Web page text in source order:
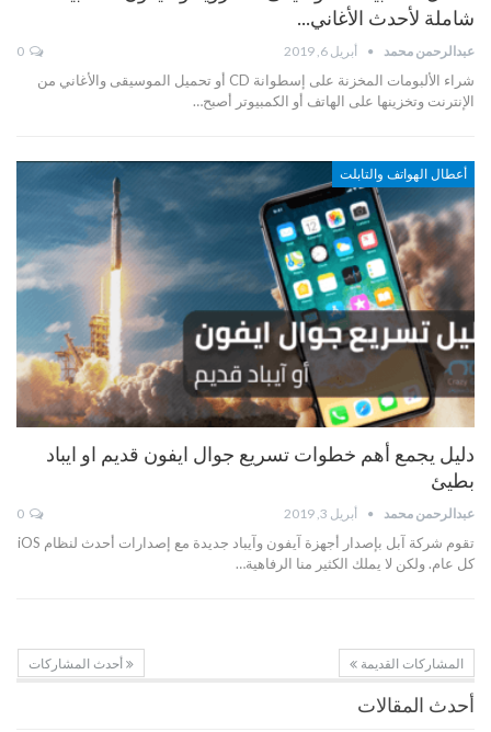
شاملة لأحدث الأغاني…
عبدالرحمن محمد أبريل 6, 2019
شراء الألبومات المخزنة على إسطوانة CD أو تحميل الموسيقى والأغاني من
الإنترنت وتخزينها على الهاتف أو الكمبيوتر أصبح…
أعطال الهواتف والتابلت
دليل يجمع أهم خطوات تسريع جوال ايفون قديم او ايباد
بطيئ
عبدالرحمن محمد أبريل 3, 2019
تقوم شركة آبل بإصدار أجهزة آيفون وآيباد جديدة مع إصدارات أحدث لنظام iOS
كل عام. ولكن لا يملك الكثير منا الرفاهية…
المشاركات القديمة أحدث المشاركات
أحدث المقالات